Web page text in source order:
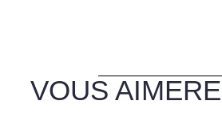
VOUS
...